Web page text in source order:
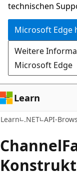
technischen
Microsoft Edge
Weitere
Microsoft Edge
Learn
Learn .NET API-
Channel